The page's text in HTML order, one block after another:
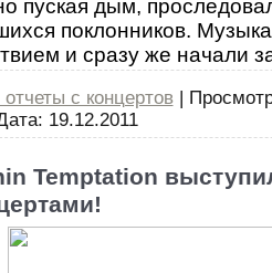
пуская дым,
поклонников.
и сразу же начали
с концертов|
19.12.2011
Temptation